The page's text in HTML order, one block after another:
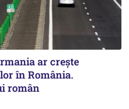
ar crește
în România.
român